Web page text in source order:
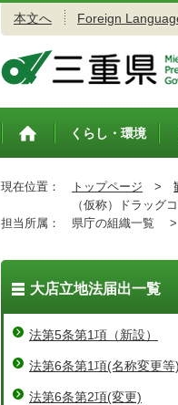
本文へ Foreign
トップペ
くらし・環境
現在位置： トップページ >
（仮称）ドラッグ
担当所属：
県庁の組織一覧 >
大店立地法届出一覧
法第5条第1項（新設）
法第6条第1項(名称変更等)
法第6条第2項(変更)